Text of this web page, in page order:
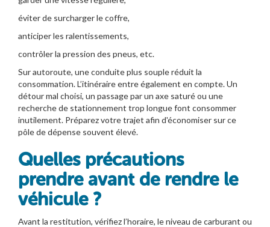
éviter de surcharger le coffre,
anticiper les ralentissements,
contrôler la pression des pneus, etc.
Sur autoroute, une conduite plus souple réduit la
consommation. L’itinéraire entre également en compte. Un
détour mal choisi, un passage par un axe saturé ou une
recherche de stationnement trop longue font consommer
inutilement. Préparez votre trajet afin d'économiser sur ce
pôle de dépense souvent élevé.
Quelles précautions
prendre avant de rendre le
véhicule ?
Avant la restitution, vérifiez l’horaire, le niveau de carburant ou